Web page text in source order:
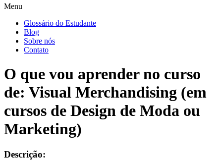
Menu
Glossário do Estudante
Blog
Sobre nós
Contato
O que vou aprender no curso
de: Visual Merchandising (em
cursos de Design de Moda ou
Marketing)
Descrição: